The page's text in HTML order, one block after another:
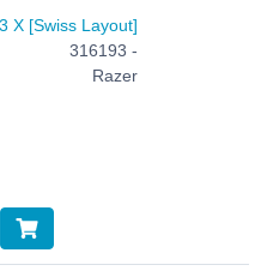
X [Swiss Layout]
316193 -
Razer